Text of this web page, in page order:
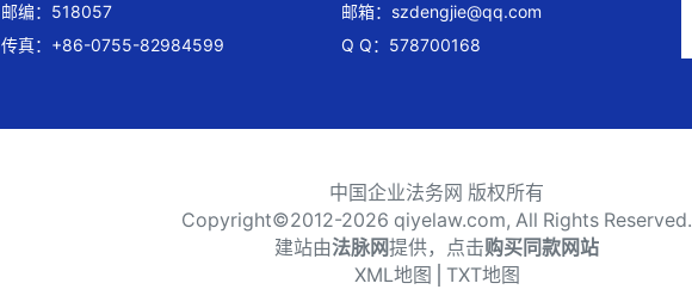
邮编：518057
传真：+86-0755-82984599
邮箱： szdengjie@qq.com
Q Q：578700168
中国企业法务网 版权所有
Copyright©2012-2026 qiyelaw.com, All Rights Reserved.
建站由法脉网提供，点击购买同款网站
XML地图 TXT地图